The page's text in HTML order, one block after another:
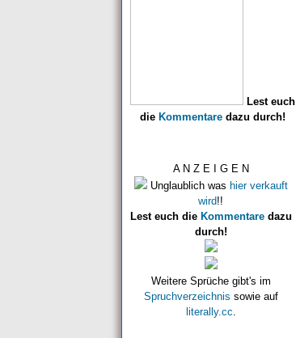
Lest euch
die Kommentare dazu durch!
A N Z E I G E N
Unglaublich was hier verkauft
wird!!
Lest euch die Kommentaredazu
durch!
Weitere Sprüche gibt's im
Spruchverzeichnis sowie auf
literally.cc